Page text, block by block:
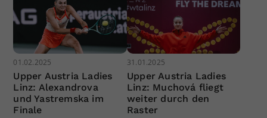
01.02.2025
Upper Austria Ladies
Linz: Alexandrova
und Yastremska im
Finale
31.01.2025
Upper Austria Ladies
Linz: Muchová fliegt
weiter durch den
Raster